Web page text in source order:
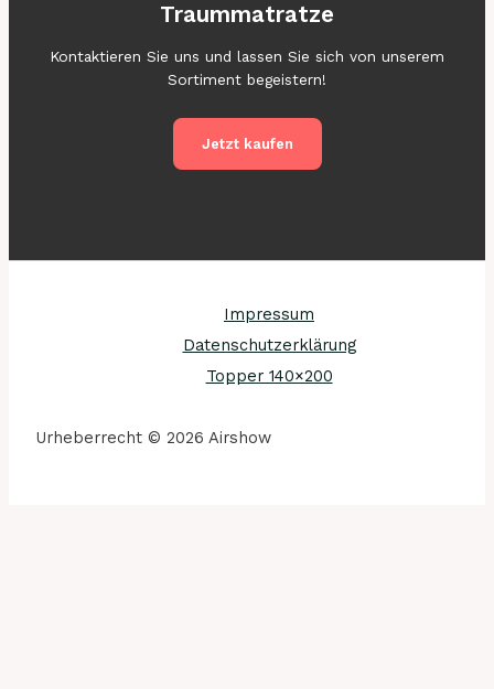
Traummatratze
Kontaktieren Sie uns und lassen Sie sich von unserem
Sortiment begeistern!
Jetzt kaufen
Impressum
Datenschutzerklärung
Topper 140×200
Urheberrecht © 2026 Airshow